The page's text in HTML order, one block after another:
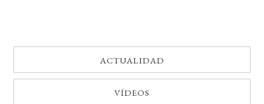
ACTUALIDAD
VÍDEOS